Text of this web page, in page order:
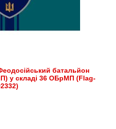
батальйон
у складі 36 ОБрМП (Flag-